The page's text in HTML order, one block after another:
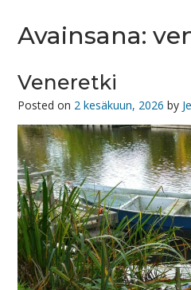
Avainsana:
Veneretki
Posted on 2 kesäkuun, 2026 by